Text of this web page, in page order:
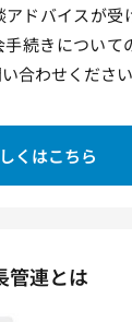
ドバイスが受
続きについて
合わせください
くはこちら
管連とは